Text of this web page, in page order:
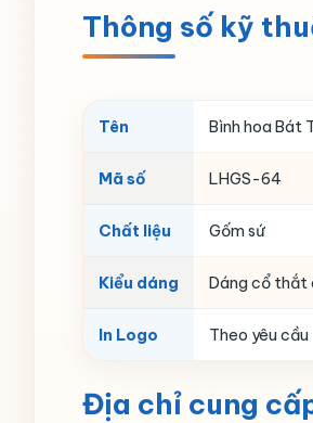
Thông số kỹ
Tên Bình hoa Bát
Mã số LHGS-64
Chất liệu Gốm sứ
Kiểu dáng Dáng cổ thắt
In Logo Theo yêu cầu
Địa chỉ cung